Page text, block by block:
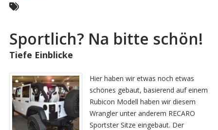
Sportlich? Na bitte schön!
Tiefe Einblicke
Hier haben wir etwas noch etwas
schönes gebaut, basierend auf einem
Rubicon Modell haben wir diesem
Wrangler unter anderem RECARO
Sportster Sitze eingebaut. Der